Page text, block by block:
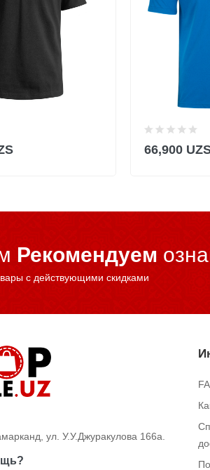
66,900
Рекомендуем
с действующими скидками
ул. У.У.Джуракулова 166а.